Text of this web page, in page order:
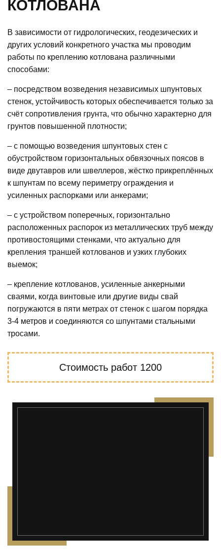
КОТЛОВАНА
В зависимости от гидрологических, геодезических и
других условий конкретного участка мы проводим
работы по креплению котлована различными
способами:
– посредством возведения независимых шпунтовых
стенок, устойчивость которых обеспечивается только за
счёт сопротивления грунта, что обычно характерно для
грунтов повышенной плотности;
– с помощью возведения шпунтовых стен с
обустройством горизонтальных обвязочных поясов в
виде двутавров или швеллеров, жёстко прикреплённых
к шпунтам по всему периметру ограждения и
усиленных распорками или анкерами;
– с устройством поперечных, горизонтально
расположенных распорок из металлических труб между
противостоящими стенками, что актуально для
крепления траншей котлованов и узких глубоких
выемок;
– крепление котлованов, усиленные анкерными
сваями, когда винтовые или другие виды свай
погружаются в пяти метрах от стенок с шагом порядка
3-4 метров и соединяются со шпунтами стальными
тросами.
Стоимость работ 1200